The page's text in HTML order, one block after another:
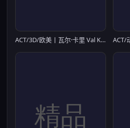
ACT/3D/欧美丨瓦尔·卡里 Val Karee v0.7.50 官方正式版【20260428】